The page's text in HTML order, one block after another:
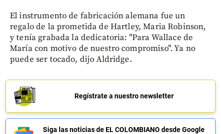
El instrumento de fabricación alemana fue un
regalo de la prometida de Hartley, Maria Robinson,
y tenía grabada la dedicatoria: "Para Wallace de
María con motivo de nuestro compromiso". Ya no
puede ser tocado, dijo Aldridge.
Regístrate a nuestro newsletter
Siga las noticias de EL COLOMBIANO desde Google